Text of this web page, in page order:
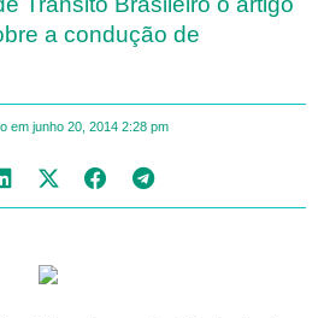
a condução de
em junho 20, 2014 2:28 pm